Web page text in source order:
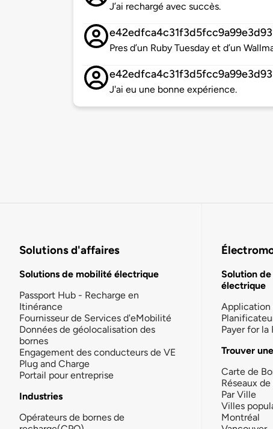
J’ai rechargé avec succès.
Pres d’un Ruby Tuesday et d’un
J'ai eu une bonne expérience.
Solutions d'affaires
Solutions de mobilité électrique
Passport Hub - Recharge en
Itinérance
Fournisseur de Services d'eMobilité
Données de géolocalisation des
bornes
Engagement des conducteurs de VE
Plug and Charge
Portail pour entreprise
Industries
Opérateurs de bornes de
Solution
électrique
Application
Payer for la
Trouver
Carte de
Réseaux
Par Ville
Villes
Montréal